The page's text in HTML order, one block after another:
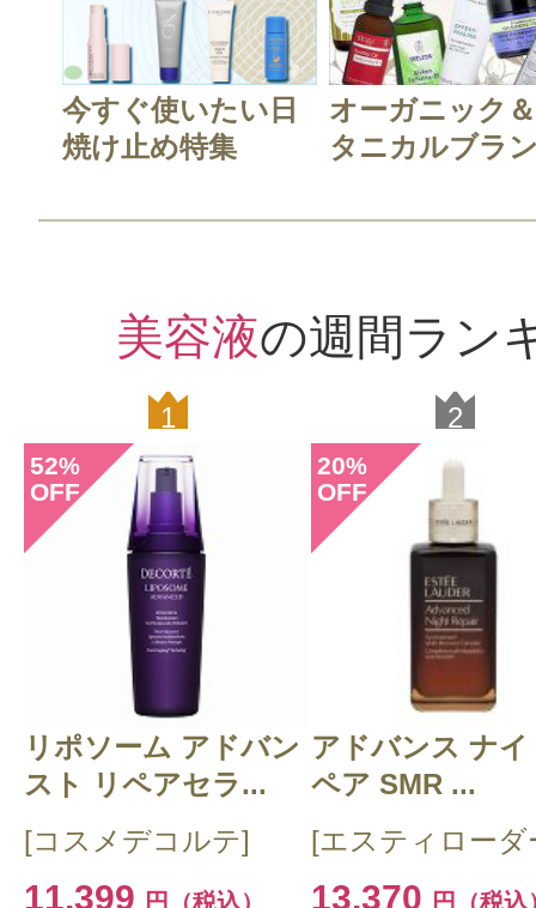
今すぐ使いたい日
焼け止め特集
オーガニック
タニカルブラ
美容液の週間ラン
1
52%
OFF
リポソーム アドバン
スト リペアセラ...
[コスメデコルテ]
11,399 円（税込）
2
20%
OFF
アドバンス ナ
ペア SMR ...
[エスティローダ
13,370 円（税込